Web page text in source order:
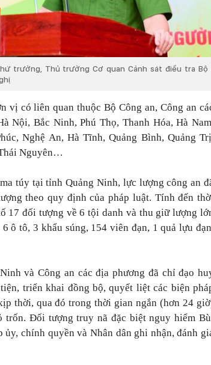
trưởng, Thủ trưởng Cơ quan Cảnh sát điều tra Bộ
vị có liên quan thuộc Bộ Công an, Công an
Nội, Bắc Ninh, Phú Thọ, Thanh Hóa, Hà
Nghệ An, Hà Tĩnh, Quảng Bình, Quảng
Nguyên…
túy tại tỉnh Quảng Ninh, lực lượng công an
theo quy định của pháp luật. Tính đến
17 đối tượng về 6 tội danh và thu giữ lượng
ô tô, 3 khẩu súng, 154 viên đạn, 1 quả lựu
và Công an các địa phương đã chỉ đạo
triển khai đồng bộ, quyết liệt các biện
thời, qua đó trong thời gian ngắn (hơn 24
trốn. Đối tượng truy nã đặc biệt nguy hiểm
chính quyền và Nhân dân ghi nhận, đánh